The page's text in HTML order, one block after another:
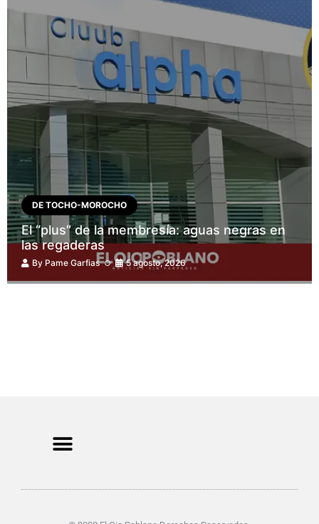
DE TOCHO-MOROCHO
El “plus” de la membresía: aguas negras en
las regaderas
By Pame Garfias 5 agosto, 2026